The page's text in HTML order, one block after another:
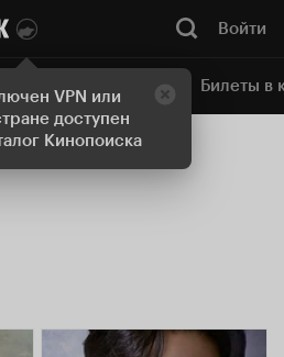
VPN или
доступен
Кинопоиска
Войти
Онлайн-кинотеатр Билеты в